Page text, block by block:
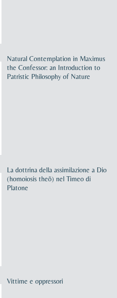
Natural Contemplation in Maximus
the Confessor: an Introduction to
Patristic Philosophy of Nature
La dottrina della assimilazione a Dio
(homoiosis theõ) nel Timeo di
Platone
Vittime e oppressori